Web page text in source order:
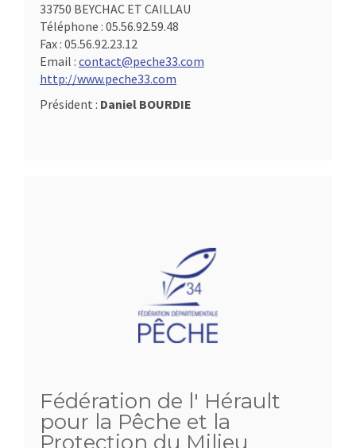
33750 BEYCHAC ET CAILLAU
Téléphone : 05.56.92.59.48
Fax : 05.56.92.23.12
Email : contact@peche33.com
http://www.peche33.com
Président : Daniel BOURDIE
Fédération de l' Hérault
pour la Pêche et la
Protection du Milieu